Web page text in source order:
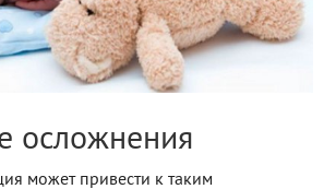
осложнения
может привести к таким